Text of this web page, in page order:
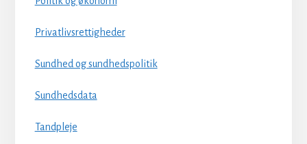
Privatlivsrettigheder
Sundhed og sundhedspolitik
Sundhedsdata
Tandpleje